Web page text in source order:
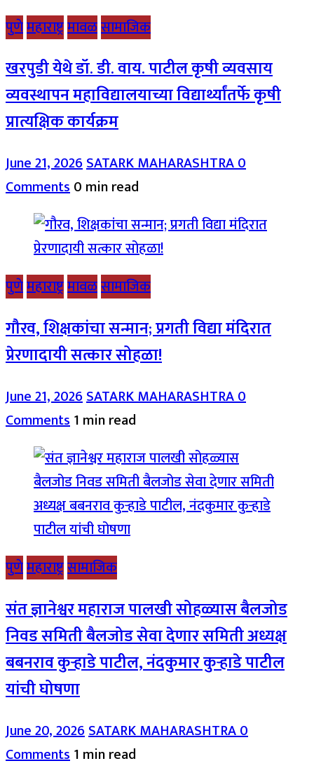
पुणेमहाराष्ट्रमावळसामाजिक
खरपुडी येथे डॉ. डी. वाय. पाटील कृषी व्यवसाय
व्यवस्थापन महाविद्यालयाच्या विद्यार्थ्यांतर्फे कृषी
प्रात्यक्षिक कार्यक्रम
June 21, 2026SATARK MAHARASHTRA0
Comments0 min read
पुणेमहाराष्ट्रमावळसामाजिक
गौरव, शिक्षकांचा सन्मान; प्रगती विद्या मंदिरात
प्रेरणादायी सत्कार सोहळा!
June 21, 2026SATARK MAHARASHTRA0
Comments1 min read
पुणेमहाराष्ट्रसामाजिक
संत ज्ञानेश्वर महाराज पालखी सोहळ्यास बैलजोड
निवड समिती बैलजोड सेवा देणार समिती अध्यक्ष
बबनराव कुऱ्हाडे पाटील, नंदकुमार कुऱ्हाडे पाटील
यांची घोषणा
June 20, 2026SATARK MAHARASHTRA0
Comments1 min read